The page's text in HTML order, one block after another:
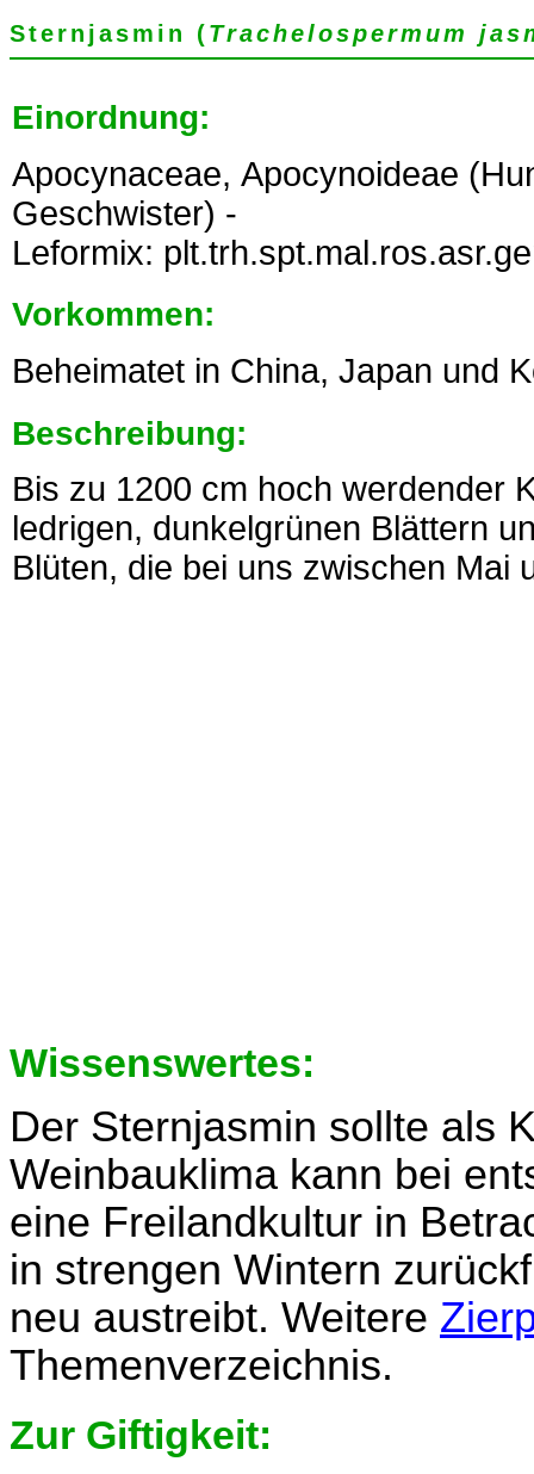
Sternjasmin (Trachelospermum
Einordnung:
Apocynaceae, Apocynoideae
Geschwister) -
Leformix:
Vorkommen:
Beheimatet in China, Japan und
Beschreibung:
Bis zu 1200 cm hoch werdender
ledrigen, dunkelgrünen Blättern
Blüten, die bei uns zwischen Mai
Wissenswertes:
Der Sternjasmin sollte als
Weinbauklima kann bei
eine Freilandkultur in
in strengen Wintern
neu austreibt. Weitere
Themenverzeichnis.
Zur Giftigkeit: